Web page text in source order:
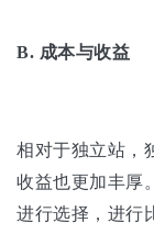
B. 成本与收益
相对于独立站，
收益也更加丰厚
进行选择，进行